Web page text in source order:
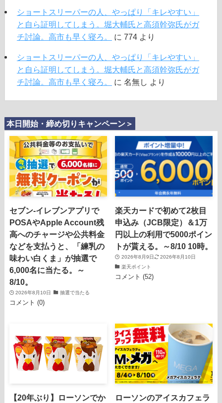
ショートスリーパーの人、やっぱり「キレやすい」
と自ら証明してしまう。堀大輔氏と高須幹弥氏がガ
チ討論。高市も早く寝ろ。
に 774より
ショートスリーパーの人、やっぱり「キレやすい」
と自ら証明してしまう。堀大輔氏と高須幹弥氏がガ
チ討論。高市も早く寝ろ。
に 名無し より
本日開始・締め切りキャンペーン＞
セブン-イレブンアプリで
POSAやApple Account残
高へのチャージや公共料金
などを支払うと、「練乳の
味わい白くま」が抽選で
6,000名に当たる。～
8/10。
2026年8月10日 抽選で当たる
コメント (0)
楽天カードで初めて2枚目
申込み（JCB限定）＆1万
円以上の利用で5000ポイン
トが貰える。～8/10 10時。
2026年8月9日
2026年8月10日
楽天ポイント
コメント (52)
【20年ぶり】ローソンでか
ローソンのアイスカフェラ